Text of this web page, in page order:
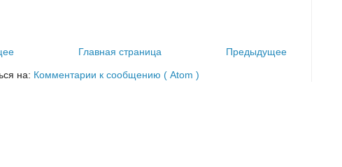
Предыдущее
Главная страница
на: Комментарии к сообщению ( Atom )